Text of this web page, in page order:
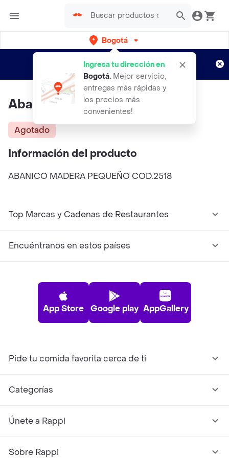
Bogotá
Ingresa tu dirección en
Bogotá. Mejor servicio,
entregas más rápidas y
los precios más
convenientes!
envíos gratis por semanas
Aplican TyC
Abanico Madera Pequeño
Agotado
Información del producto
ABANICO MADERA PEQUEÑO COD.2518
Top Marcas y Cadenas de Restaurantes
Encuéntranos en estos países
App Store Google play AppGallery
Pide tu comida favorita cerca de ti
Categorías
Únete a Rappi
Sobre Rappi